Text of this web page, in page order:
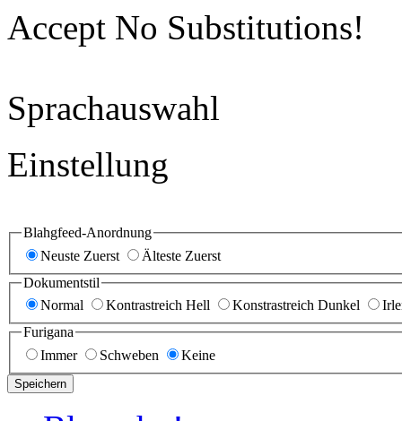
Accept No Substitutions!
Sprachauswahl
Einstellung
Blahgfeed-Anordnung
Neuste Zuerst
Älteste Zuerst
Dokumentstil
Normal
Kontrastreich Hell Konstrastreich Dunkel
Furigana
Immer
Schweben Keine
Speichern